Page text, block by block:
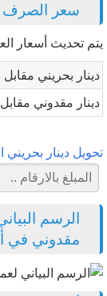
سعر الصرف
يتم تحديث أسعار
دينار بحريني
دينار مقدوني
تحويل دينار بحريني
الرسم
مقدوني في أخر 5